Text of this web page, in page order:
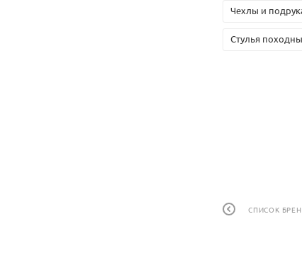
Чехлы и
Стулья
СПИСОК